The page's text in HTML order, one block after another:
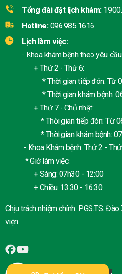
Tổng đài đặt lịch khám:
Hotline: 096.985.1616
Lịch làm việc:
- Khoa khám bệnh theo yêu cầu
+ Thứ 2 - Thứ 6:
* Thời gian tiếp đón: Từ
* Thời gian khám bệnh:
+ Thứ 7 - Chủ nhật:
* Thời gian tiếp đón: Từ
* Thời gian khám bệnh:
- Khoa Khám bệnh: Thứ 2 -
* Giờ làm việc:
+ Sáng: 07h30 - 12:00
+ Chiều: 13:30 - 16:30
Chịu trách nhiệm chính: PGS.TS.
viện